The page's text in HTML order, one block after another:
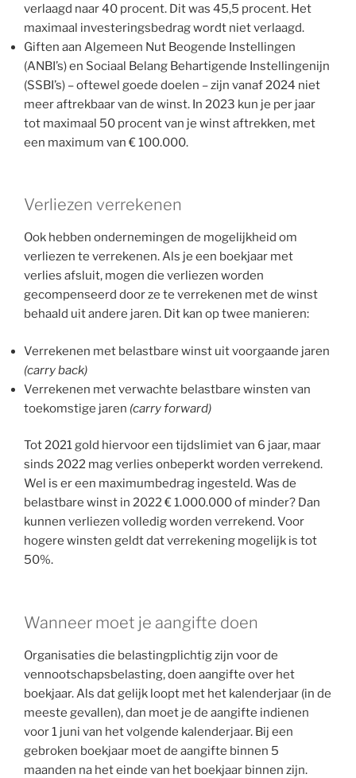
verlaagd naar 40 procent. Dit was 45,5 procent. Het
maximaal investeringsbedrag wordt niet verlaagd.
Giften aan Algemeen Nut Beogende Instellingen
(ANBI’s) en Sociaal Belang Behartigende Instellingenijn
(SSBI’s) – oftewel goede doelen – zijn vanaf 2024 niet
meer aftrekbaar van de winst. In 2023 kun je per jaar
tot maximaal 50 procent van je winst aftrekken, met
een maximum van € 100.000.
Verliezen verrekenen
Ook hebben ondernemingen de mogelijkheid om
verliezen te verrekenen. Als je een boekjaar met
verlies afsluit, mogen die verliezen worden
gecompenseerd door ze te verrekenen met de winst
behaald uit andere jaren. Dit kan op twee manieren:
Verrekenen met belastbare winst uit voorgaande jaren
(carry back)
Verrekenen met verwachte belastbare winsten van
toekomstige jaren (carry forward)
Tot 2021 gold hiervoor een tijdslimiet van 6 jaar, maar
sinds 2022 mag verlies onbeperkt worden verrekend.
Wel is er een maximumbedrag ingesteld. Was de
belastbare winst in 2022 € 1.000.000 of minder? Dan
kunnen verliezen volledig worden verrekend. Voor
hogere winsten geldt dat verrekening mogelijk is tot
50%.
Wanneer moet je aangifte doen
Organisaties die belastingplichtig zijn voor de
vennootschapsbelasting, doen aangifte over het
boekjaar. Als dat gelijk loopt met het kalenderjaar (in de
meeste gevallen), dan moet je de aangifte indienen
voor 1 juni van het volgende kalenderjaar. Bij een
gebroken boekjaar moet de aangifte binnen 5
maanden na het einde van het boekjaar binnen zijn.